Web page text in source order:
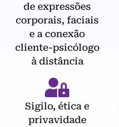
de expressões
corporais, faciais
e a conexão
cliente-psicólogo
à distância
Sigilo, ética e
privavidade